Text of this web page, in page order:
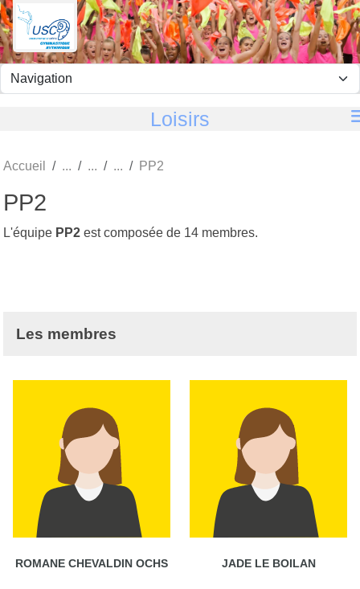
Loisirs
Accueil PP2
PP2
L'équipe PP2 est composée de 14 membres.
Les membres
ROMANE CHEVALDIN OCHS JADE LE BOILAN
Panneau de gestion des cookies